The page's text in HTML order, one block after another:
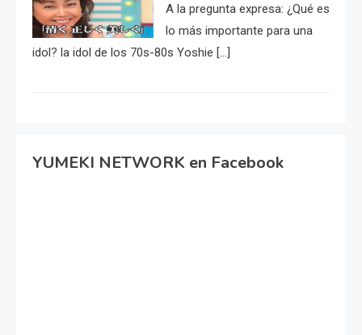
A la pregunta expresa: ¿Qué es
lo más importante para una
idol? la idol de los 70s-80s Yoshie […]
YUMEKI NETWORK en Facebook